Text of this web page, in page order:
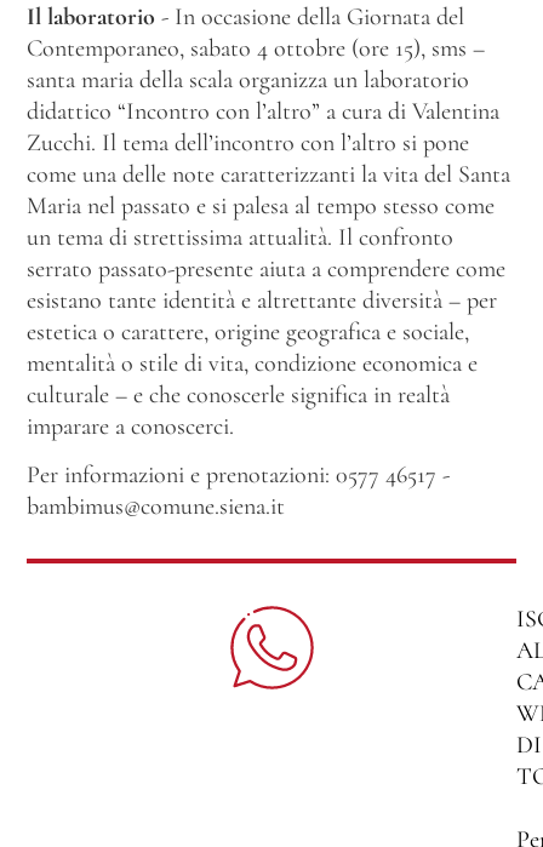
Il laboratorio - In occasione della Giornata del
Contemporaneo, sabato 4 ottobre (ore 15), sms –
santa maria della scala organizza un laboratorio
didattico “Incontro con l’altro” a cura di Valentina
Zucchi. Il tema dell’incontro con l’altro si pone
come una delle note caratterizzanti la vita del Santa
Maria nel passato e si palesa al tempo stesso come
un tema di strettissima attualità. Il confronto
serrato passato-presente aiuta a comprendere come
esistano tante identità e altrettante diversità – per
estetica o carattere, origine geografica e sociale,
mentalità o stile di vita, condizione economica e
culturale – e che conoscerle significa in realtà
imparare a conoscerci.
Per informazioni e prenotazioni: 0577 46517 -
bambimus@comune.siena.it
DI